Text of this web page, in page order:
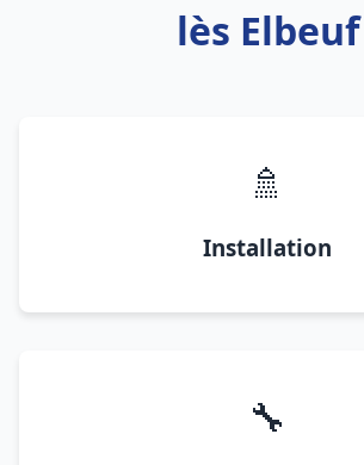
lès Elbeuf
🚿
Installation
🔧